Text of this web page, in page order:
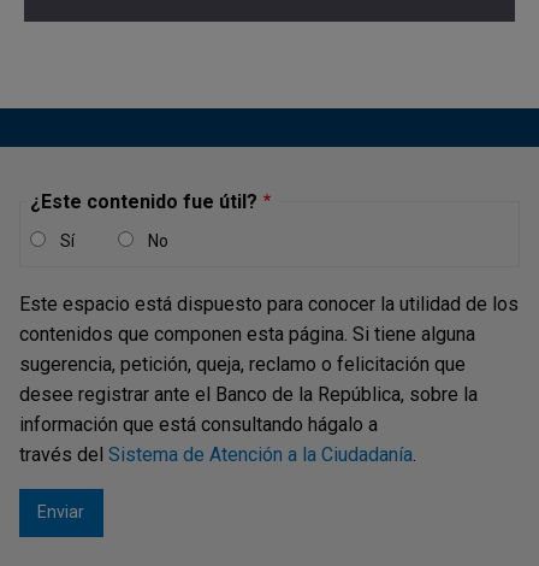
¿Este contenido fue útil?
Sí No
Este espacio está dispuesto para conocer la utilidad de los
contenidos que componen esta página. Si tiene alguna
sugerencia, petición, queja, reclamo o felicitación que
desee registrar ante el Banco de la República, sobre la
información que está consultando hágalo a
través del Sistema de Atención a la Ciudadanía